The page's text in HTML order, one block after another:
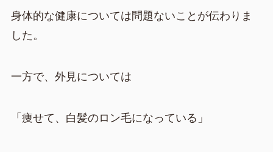
身体的な健康については問題ないことが伝わりま
した。
一方で、外見については
「痩せて、白髪のロン毛になっている」